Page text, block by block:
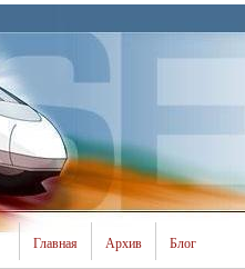
Главная Архив Блог